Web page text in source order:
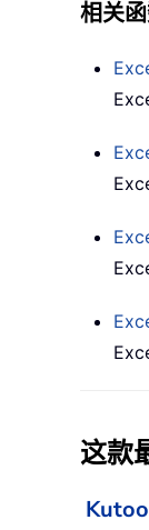
相关函
这款